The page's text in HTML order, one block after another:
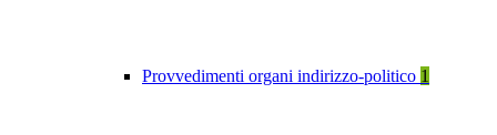
Provvedimenti organi indirizzo-politico 1